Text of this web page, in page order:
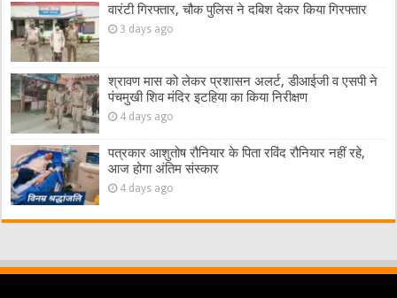
वारंटी गिरफ्तार, चौक पुलिस ने दबिश देकर किया गिरफ्तार
3 days ago
श्रावण मास को लेकर प्रशासन अलर्ट, डीआईजी व एसपी ने
पंचमुखी शिव मंदिर इटहिया का किया निरीक्षण
4 days ago
पत्रकार आशुतोष रौनियार के पिता रविंद रौनियार नहीं रहे,
आज होगा अंतिम संस्कार
4 days ago